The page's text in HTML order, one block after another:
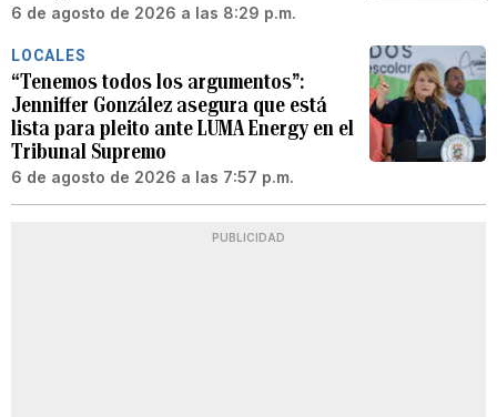
6 de agosto de 2026 a las 8:29 p.m.
LOCALES
“Tenemos todos los argumentos”:
Jenniffer González asegura que está
lista para pleito ante LUMA Energy en el
Tribunal Supremo
6 de agosto de 2026 a las 7:57 p.m.
PUBLICIDAD